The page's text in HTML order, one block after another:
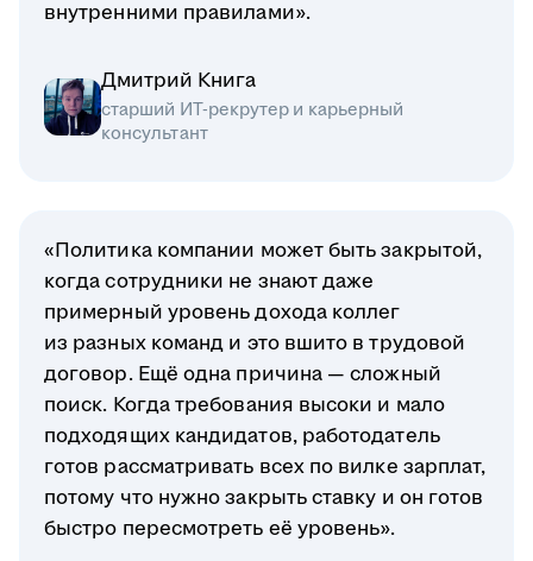
внутренними правилами».
Дмитрий Книга
старший ИТ-рекрутер и карьерный
консультант
«Политика компании может быть закрытой,
когда сотрудники не знают даже
примерный уровень дохода коллег
из разных команд и это вшито в трудовой
договор. Ещё одна причина — сложный
поиск. Когда требования высоки и мало
подходящих кандидатов, работодатель
готов рассматривать всех по вилке зарплат,
потому что нужно закрыть ставку и он готов
быстро пересмотреть её уровень».